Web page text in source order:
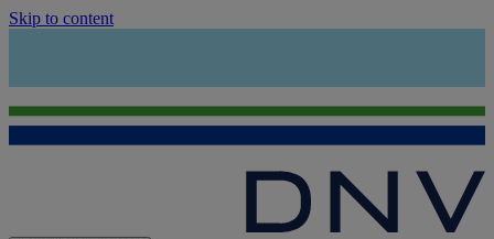
Skip to content